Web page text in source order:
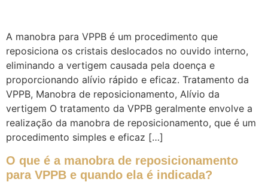
A manobra para VPPB é um procedimento que
reposiciona os cristais deslocados no ouvido interno,
eliminando a vertigem causada pela doença e
proporcionando alívio rápido e eficaz. Tratamento da
VPPB, Manobra de reposicionamento, Alívio da
vertigem O tratamento da VPPB geralmente envolve a
realização da manobra de reposicionamento, que é um
procedimento simples e eficaz […]
O que é a manobra de reposicionamento
para VPPB e quando ela é indicada?